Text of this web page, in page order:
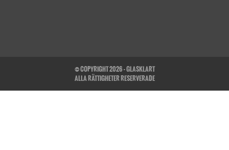
© COPYRIGHT 2026 - GLASKLART
ALLA RÄTTIGHETER RESERVERADE